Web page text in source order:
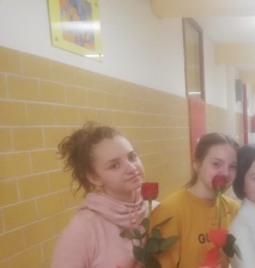
to
content